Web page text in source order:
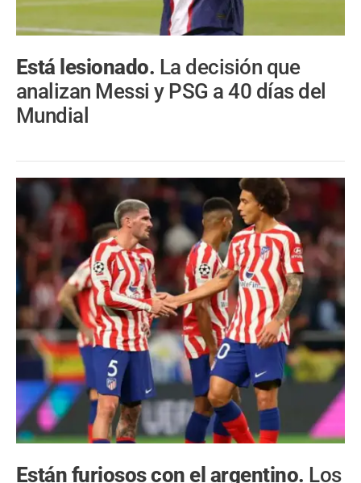
Está lesionado. La decisión que
analizan Messi y PSG a 40 días del
Mundial
Están furiosos con el argentino. Los